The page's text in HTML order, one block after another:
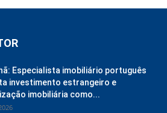
Especialista imobiliário português
investimento estrangeiro e
imobiliária como...